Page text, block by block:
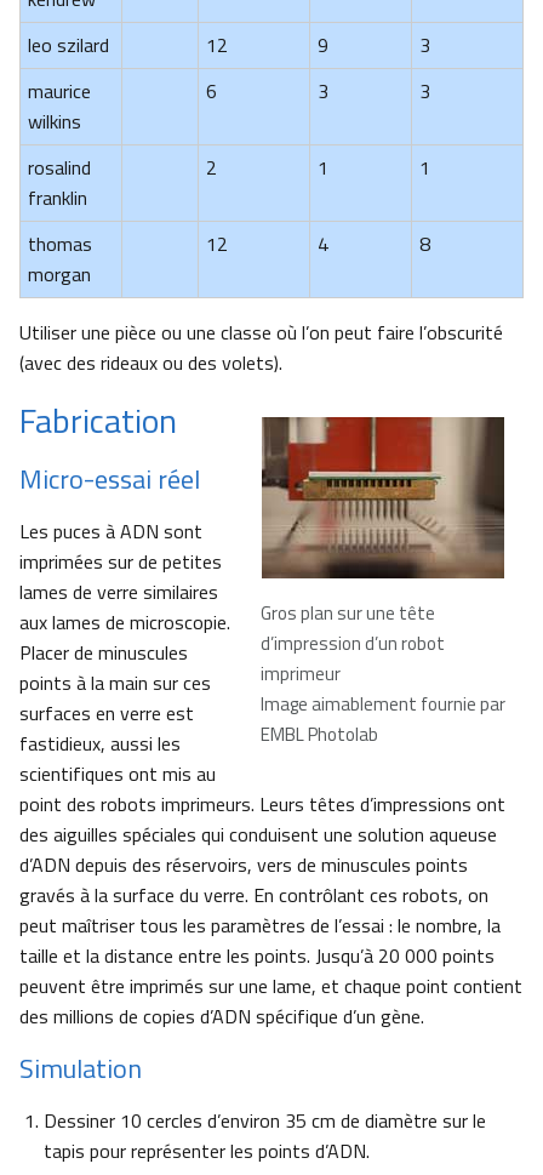
leo szilard 12 9
3
maurice
wilkins
6 3 3
rosalind
franklin
2 1 1
thomas
morgan
12 4 8
Utiliser une pièce ou une classe où l’on peut faire l’obscurité
(avec des rideaux ou des volets).
Gros plan sur une tête
d’impression d’un robot
imprimeur
Image aimablement fournie par
EMBL Photolab
Fabrication
Micro-essai réel
Les puces à ADN sont
imprimées sur de petites
lames de verre similaires
aux lames de microscopie.
Placer de minuscules
points à la main sur ces
surfaces en verre est
fastidieux, aussi les
scientifiques ont mis au
point des robots imprimeurs. Leurs têtes d’impressions ont
des aiguilles spéciales qui conduisent une solution aqueuse
d’ADN depuis des réservoirs, vers de minuscules points
gravés à la surface du verre. En contrôlant ces robots, on
peut maîtriser tous les paramètres de l’essai : le nombre, la
taille et la distance entre les points. Jusqu’à 20 000 points
peuvent être imprimés sur une lame, et chaque point contient
des millions de copies d’ADN spécifique d’un gène.
Simulation
Dessiner 10 cercles d’environ 35 cm de diamètre sur le
tapis pour représenter les points d’ADN.